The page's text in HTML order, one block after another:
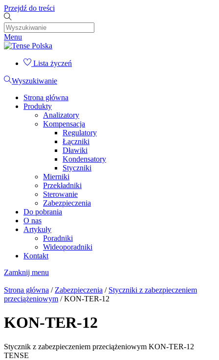
Przejdź do treści
Menu
Lista życzeń
Wyszukiwanie
Strona główna
Produkty
Analizatory
Kompensacja
Regulatory
Łączniki
Dławiki
Kondensatory
Styczniki
Mierniki
Przekładniki
Sterowanie
Zabezpieczenia
Do pobrania
O nas
Artykuły
Poradniki
Wideoporadniki
Kontakt
Zamknij menu
Strona główna / Zabezpieczenia / Styczniki z zabezpieczeniem
przeciążeniowym / KON-TER-12
KON-TER-12
Stycznik z zabezpieczeniem przeciążeniowym KON-TER-12
TENSE